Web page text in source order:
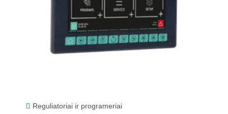
Reguliatoriai ir programeriai